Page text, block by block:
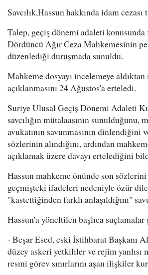
Savcılık,Hassun hakkında idam cezası
Talep, geçiş dönemi adaleti
Dördüncü Ağır Ceza Mahkemesinin
düzenlediği duruşmada sunuldu.
Mahkeme dosyayı incelemeye aldıktan
açıklanmasını 24 Ağustos'a erteledi.
Suriye Ulusal Geçiş Dönemi Adaleti
savcılığın mütalaasının sunulduğunu,
avukatının savunmasının dinlendiğini
sözlerinin alındığını, ardından
açıklamak üzere davayı ertelediğini
Hassun mahkeme önünde son
geçmişteki ifadeleri nedeniyle özür
"kastettiğinden farklı anlaşıldığını"
Hassun'a yöneltilen başlıca
- Beşar Esed, eski İstihbarat Başkanı
düzey askeri yetkililer ve rejim
resmi görev sınırlarını aşan ilişkiler